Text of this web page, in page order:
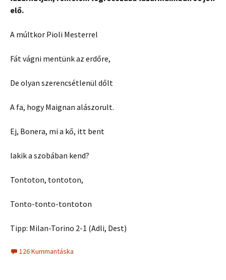
elő.
A múltkor Pioli Mesterrel
Fát vágni mentünk az erdőre,
De olyan szerencsétlenül dőlt
A fa, hogy Maignan alászorult.
Ej, Bonera, mi a kő, itt bent
lakik a szobában kend?
Tontoton, tontoton,
Tonto-tonto-tontoton
Tipp: Milan-Torino 2-1 (Adli, Dest)
126 Kummantáska